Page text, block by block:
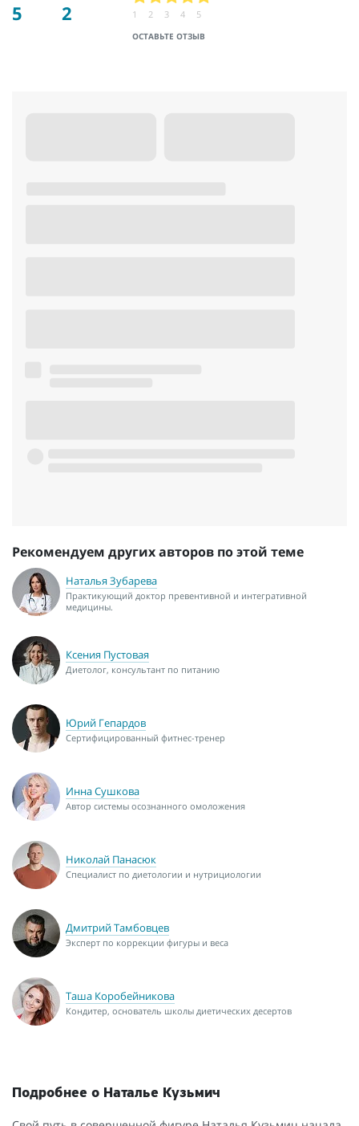
5 2
ОСТАВЬТЕ ОТЗЫВ
1 2 3 4 5
Рекомендуем других авторов по этой теме
Наталья Зубарева
Практикующий доктор превентивной и интегративной
медицины.
Ксения Пустовая
Диетолог, консультант по питанию
Юрий Гепардов
Сертифицированный фитнес-тренер
Инна Сушкова
Автор системы осознанного омоложения
Николай Панасюк
Специалист по диетологии и нутрициологии
Дмитрий Тамбовцев
Эксперт по коррекции фигуры и веса
Таша Коробейникова
Кондитер, основатель школы диетических десертов
Подробнее о Наталье Кузьмич